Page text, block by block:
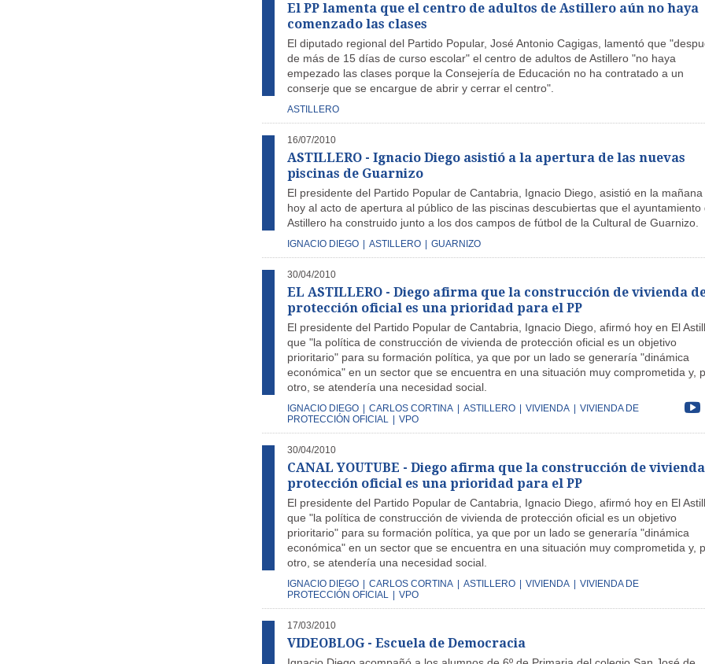
El PP lamenta que el centro de adultos de Astillero aún no haya
comenzado las clases
El diputado regional del Partido Popular, José Antonio Cagigas, lamentó que
de más de 15 días de curso escolar" el centro de adultos de Astillero "no haya
empezado las clases porque la Consejería de Educación no ha contratado a un
conserje que se encargue de abrir y cerrar el centro".
ASTILLERO
16/07/2010
ASTILLERO - Ignacio Diego asistió a la apertura de las nuevas
piscinas de Guarnizo
El presidente del Partido Popular de Cantabria, Ignacio Diego, asistió en la mañana
hoy al acto de apertura al público de las piscinas descubiertas que el ayuntamiento
Astillero ha construido junto a los dos campos de fútbol de la Cultural de Guarnizo.
IGNACIO DIEGO ASTILLERO GUARNIZO
30/04/2010
EL ASTILLERO - Diego afirma que la construcción de vivienda
protección oficial es una prioridad para el PP
El presidente del Partido Popular de Cantabria, Ignacio Diego, afirmó hoy en El
que "la política de construcción de vivienda de protección oficial es un objetivo
prioritario" para su formación política, ya que por un lado se generaría "dinámica
económica" en un sector que se encuentra en una situación muy comprometida y,
otro, se atendería una necesidad social.
IGNACIO DIEGO CARLOS CORTINA ASTILLERO VIVIENDA
VIVIENDA DE
PROTECCIÓN OFICIAL
VPO
30/04/2010
CANAL YOUTUBE - Diego afirma que la construcción de
protección oficial es una prioridad para el PP
El presidente del Partido Popular de Cantabria, Ignacio Diego, afirmó hoy en El
que "la política de construcción de vivienda de protección oficial es un objetivo
prioritario" para su formación política, ya que por un lado se generaría "dinámica
económica" en un sector que se encuentra en una situación muy comprometida y,
otro, se atendería una necesidad social.
IGNACIO DIEGO CARLOS CORTINA ASTILLERO VIVIENDA
VIVIENDA DE
PROTECCIÓN OFICIAL
VPO
17/03/2010
VIDEOBLOG - Escuela de Democracia